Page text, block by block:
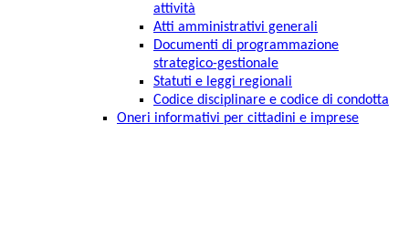
attività
Atti amministrativi generali
Documenti di programmazione
strategico-gestionale
Statuti e leggi regionali
Codice disciplinare e codice di condotta
Oneri informativi per cittadini e imprese